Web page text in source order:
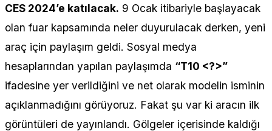
CES 2024’e katılacak. 9 Ocak itibariyle başlayacak
olan fuar kapsamında neler duyurulacak derken, yeni
araç için paylaşım geldi. Sosyal medya
hesaplarından yapılan paylaşımda “T10 <?>”
ifadesine yer verildiğini ve net olarak modelin isminin
açıklanmadığını görüyoruz. Fakat şu var ki aracın ilk
görüntüleri de yayınlandı. Gölgeler içerisinde kaldığı